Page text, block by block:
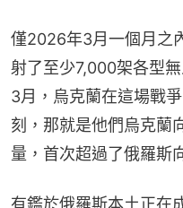
僅2026年3月一個月之
射了至少7,000架各型
3月，烏克蘭在這場戰
刻，那就是他們烏克蘭
量，首次超過了俄羅斯
有鑑於俄羅斯本土正在